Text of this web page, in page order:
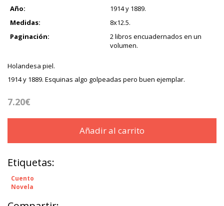
Año:
1914 y 1889.
Medidas:
8x12.5.
Paginación:
2 libros encuadernados en un
volumen.
Holandesa piel.
1914 y 1889. Esquinas algo golpeadas pero buen ejemplar.
7.20€
Añadir al carrito
Etiquetas:
Cuento
Novela